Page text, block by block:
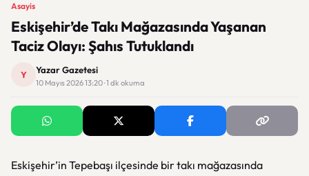
Asayis
Eskişehir’de Takı Mağazasında Yaşanan
Taciz Olayı: Şahıs Tutuklandı
Y Yazar Gazetesi
10 Mayıs 2026 13:20 · 1 dk okuma
Eskişehir’in Tepebaşı ilçesinde bir takı mağazasında